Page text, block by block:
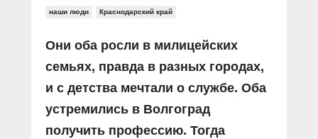
наши люди Краснодарский край
Они оба росли в милицейских
семьях, правда в разных городах,
и с детства мечтали о службе. Оба
устремились в Волгоград
получить профессию. Тогда